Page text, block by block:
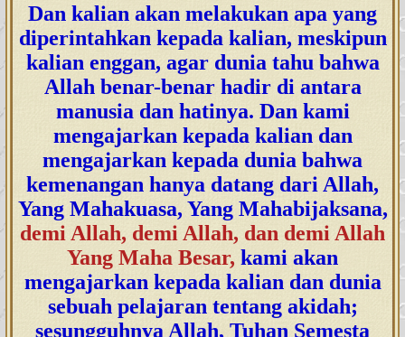
Dan kalian akan melakukan apa yang
diperintahkan kepada kalian, meskipun
kalian enggan, agar dunia tahu bahwa
Allah benar-benar hadir di antara
manusia dan hatinya. Dan kami
mengajarkan kepada kalian dan
mengajarkan kepada dunia bahwa
kemenangan hanya datang dari Allah,
Yang Mahakuasa, Yang Mahabijaksana,
demi Allah, demi Allah, dan demi Allah
Yang Maha Besar, kami akan
mengajarkan kepada kalian dan dunia
sebuah pelajaran tentang akidah;
sesungguhnya Allah, Tuhan Semesta